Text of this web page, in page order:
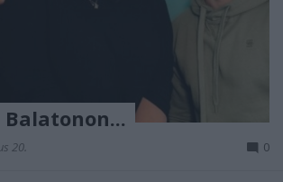
Balatonon...
20. 0